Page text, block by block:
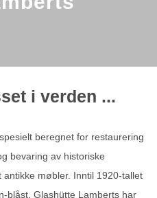
i verden ...
beregnet for restaurering
bevaring av historiske
møbler. Inntil 1920-tallet
blåst. Glashütte Lamberts har